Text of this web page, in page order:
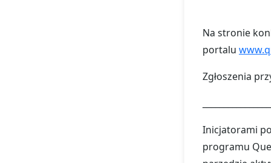
Na stronie
portalu
Zgłoszenia
Inicjatorami
programu